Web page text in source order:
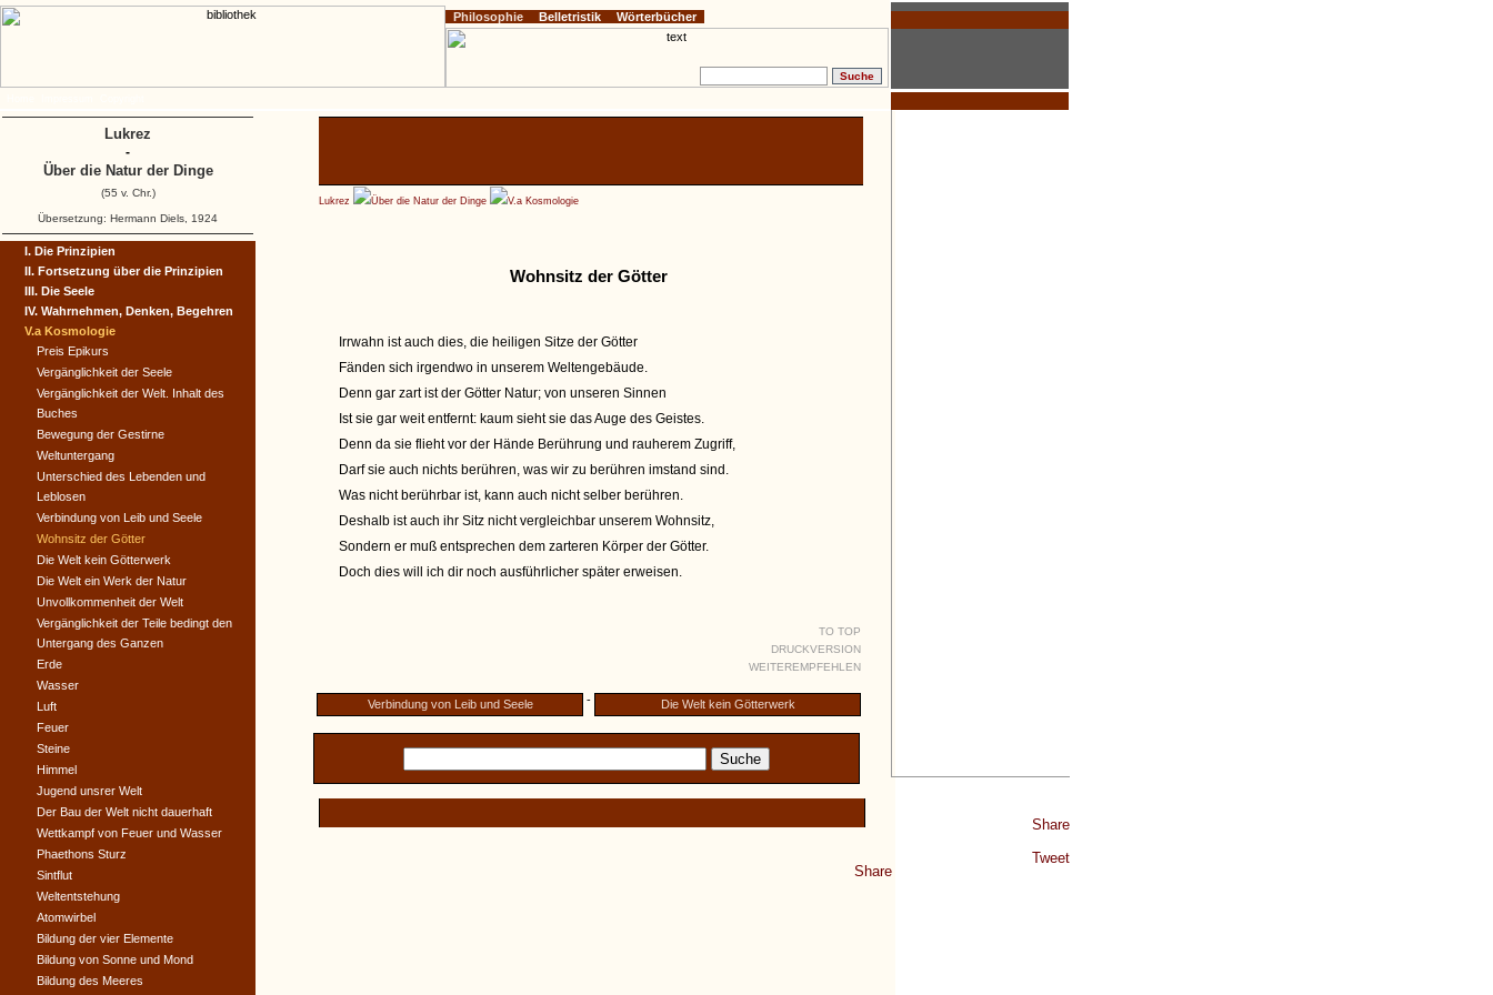
Share
Tweet
Lukrez Über die Natur der Dinge V.a Kosmologie
Wohnsitz der Götter
Irrwahn ist auch dies, die heiligen Sitze der Götter
Fänden sich irgendwo in unserem Weltengebäude.
Denn gar zart ist der Götter Natur; von unseren Sinnen
Ist sie gar weit entfernt: kaum sieht sie das Auge des Geistes.
Denn da sie flieht vor der Hände Berührung und rauherem Zugriff,
Darf sie auch nichts berühren, was wir zu berühren imstand sind.
Was nicht berührbar ist, kann auch nicht selber berühren.
Deshalb ist auch ihr Sitz nicht vergleichbar unserem Wohnsitz,
Sondern er muß entsprechen dem zarteren Körper der Götter.
Doch dies will ich dir noch ausführlicher später erweisen.
TO TOP
DRUCKVERSION
WEITEREMPFEHLEN
Verbindung von Leib und Seele - Die Welt kein Götterwerk
Share
I. Die Prinzipien
II. Fortsetzung über die Prinzipien
III. Die Seele
IV. Wahrnehmen, Denken, Begehren
V.a Kosmologie
Preis Epikurs
Vergänglichkeit der Seele
Vergänglichkeit der Welt. Inhalt des
Buches
Bewegung der Gestirne
Weltuntergang
Unterschied des Lebenden und
Leblosen
Verbindung von Leib und Seele
Wohnsitz der Götter
Die Welt kein Götterwerk
Die Welt ein Werk der Natur
Unvollkommenheit der Welt
Vergänglichkeit der Teile bedingt den
Untergang des Ganzen
Erde
Wasser
Luft
Feuer
Steine
Himmel
Jugend unsrer Welt
Der Bau der Welt nicht dauerhaft
Wettkampf von Feuer und Wasser
Phaethons Sturz
Sintflut
Weltentstehung
Atomwirbel
Bildung der vier Elemente
Bildung von Sonne und Mond
Bildung des Meeres
Philosophie Belletristik Wörterbücher
Lukrez
-
Über die Natur der Dinge
(55 v. Chr.)
Übersetzung: Hermann Diels, 1924